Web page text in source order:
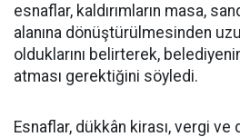
esnaflar, kaldırımların masa,
alanına dönüştürülmesinden
olduklarını belirterek,
atması gerektiğini söyledi.
Esnaflar, dükkân kirası, vergi